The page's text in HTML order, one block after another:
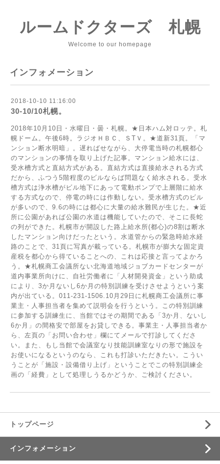
ルームドクターズ 札幌
Welcome to our homepage
インフォメーション
2018-10-10 11:16:00
30-10/10札幌。
2018年10月10日・水曜日・曇・札幌。★日本ハム対ロッテ。札
幌ドーム。午後6時。ラジオＨＢＣ、ＳТＶ。★道新31頁。「マ
ンション断水明暗」。遅ればせながら、大停電当時の札幌都心
のマンションの事情を取り上げた記事。マンション給水には、
受水槽方式と直結方式がある。直結方式は直接給水される方式
だから、ふつう5階程度のビルならば問題なく給水される。受水
槽方式は浄水槽がビル地下にあって電動ポンプで上層階に給水
する方式なので、停電の時には作動しない。受水槽方式のビル
が多いので、9.6の時には都心に大量の給水難民が生じた。★近
所に公園があれば公園の水道は機能していたので、そこに長蛇
の列ができた。札幌市が開設した路上給水所(都心)の8割は断水
したマンション向けだったという。水道管からの緊急時給水経
路のことで、31頁に写真が載っている。札幌市が膨大な固定資
産税を都心から得ていることへの、これは応接と言ってよかろ
う。★札幌商工会議所ない北海道地域ジョブカードセンターが
道内事業所向けに、自社労働者に「人材開発資金」という助成
により、3か月ないし6か月の特別訓練を受けさせようという案
内が出ている。011-231-1506.10月29日に札幌商工会議所に事
業主・人事担当者を集めて説明会を行うという。この特別訓練
に参加する訓練生に、当館ではその期間である「3か月、ないし
6か月」の間格安で部屋をお貸しできる。事業主・人事担当者か
ら、左頁の「お問い合わせ」欄にてメールで打診してくださ
い。また、もし当館で会議室なり技能訓練室なりの形で施設を
お使いになるというのなら、これも打診いただきたい。こうい
うことが「施設・設備借り上げ」ということでこの特別訓練企
画の「経費」として処理しうるかどうか、ご検討ください。
トップページ
インフォメーション